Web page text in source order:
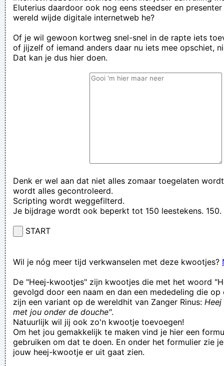
Eluterius daardoor ook nog eens steedser en
wereld wijde digitale internetweb he?
Of je wil gewoon kortweg snel-snel in de rapte iets
of jijzelf of iemand anders daar nu iets mee opschiet,
Dat kan je dus hier doen.
Denk er wel aan dat niet alles zomaar toegelaten
wordt alles gecontroleerd.
Scripting wordt weggefilterd.
Je bijdrage wordt ook beperkt tot 150 leestekens. 150.
START
Wil je nóg meer tijd verkwanselen met deze kwootjes?
De "Heej-kwootjes" zijn kwootjes die met het woord
gevolgd door een naam en dan een mededeling die op
zijn een variant op de wereldhit van Zanger Rinus:
met jou onder de douche".
Natuurlijk wil jij ook zo'n kwootje toevoegen!
Om het jou gemakkelijk te maken vind je hier een
gebruiken om dat te doen. En onder het formulier zie
jouw heej-kwootje er uit gaat zien.